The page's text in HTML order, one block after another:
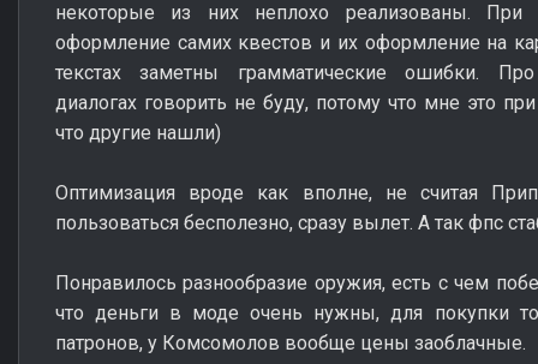
некоторые из них неплохо реализованы. При
оформление самих квестов и их оформление на
текстах заметны грамматические ошибки.
диалогах говорить не буду, потому что мне это
что другие нашли)
Оптимизация вроде как вполне, не считая
пользоваться бесполезно, сразу вылет. А так фпс
Понравилось разнообразие оружия, есть с чем
что деньги в моде очень нужны, для покупки
патронов, у Комсомолов вообще цены заоблачные.